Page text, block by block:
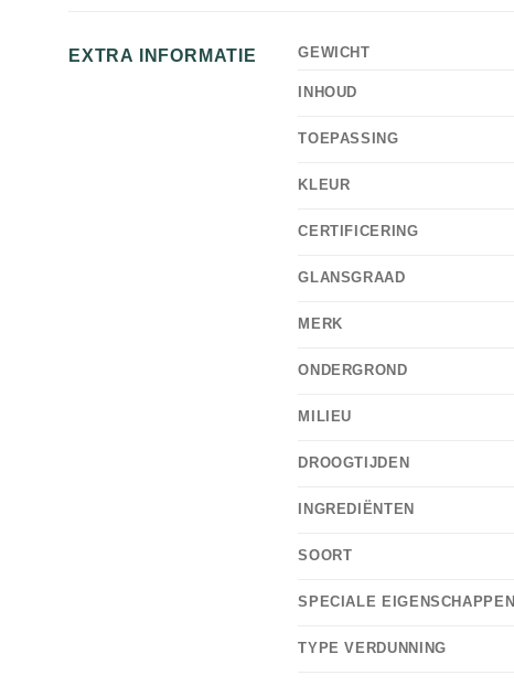
EXTRA INFORMATIE GEWICHT
INHOUD
TOEPASSING
KLEUR
CERTIFICERING
GLANSGRAAD
MERK
ONDERGROND
MILIEU
DROOGTIJDEN
INGREDIËNTEN
SOORT
SPECIALE EIGENSCHAPPEN
TYPE VERDUNNING